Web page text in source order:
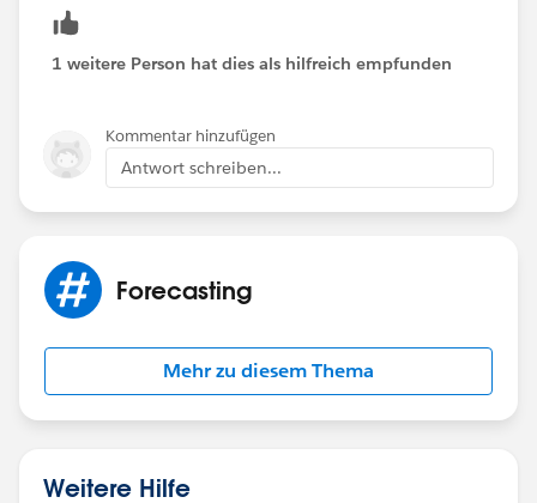
1 weitere Person hat dies als hilfreich empfunden
Kommentar hinzufügen
Antwort schreiben...
Forecasting
Mehr zu diesem Thema
Weitere Hilfe